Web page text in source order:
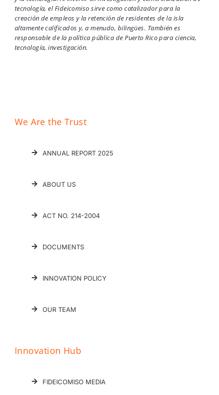
tecnología, el Fideicomiso sirve como catalizador para la
creación de empleos y la retención de residentes de la isla
altamente calificados y, a menudo, bilingües. También es
responsable de la política pública de Puerto Rico para ciencia,
tecnología, investigación.
We Are the Trust
ANNUAL REPORT 2025
ABOUT US
ACT NO. 214-2004
DOCUMENTS
INNOVATION POLICY
OUR TEAM
Innovation Hub
FIDEICOMISO MEDIA